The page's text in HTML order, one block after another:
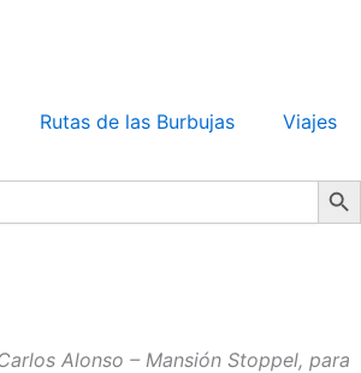
Rutas de las Burbujas Viajes
Search
Alonso – Mansión Stoppel, para